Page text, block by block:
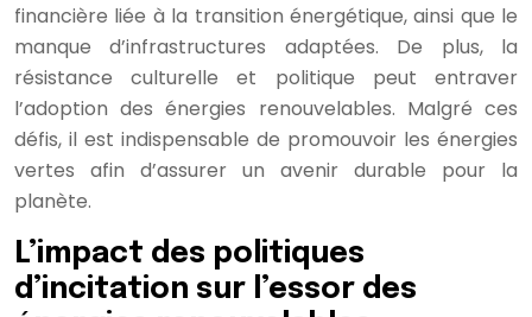
financière liée à la transition énergétique, ainsi que le
manque d’infrastructures adaptées. De plus, la
résistance culturelle et politique peut entraver
l’adoption des énergies renouvelables. Malgré ces
défis, il est indispensable de promouvoir les énergies
vertes afin d’assurer un avenir durable pour la
planète.
L’impact des politiques
d’incitation sur l’essor des